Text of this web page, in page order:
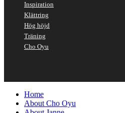
Inspiration
Klättring
Hög höjd
Träning
Cho Oyu
Home
About Cho Oyu